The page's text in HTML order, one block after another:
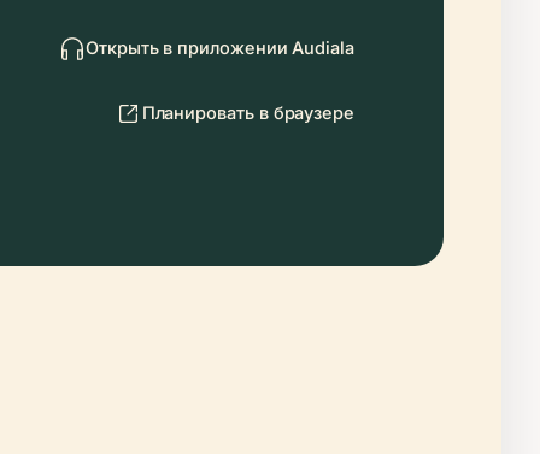
Открыть в приложении Audiala
Планировать в браузере